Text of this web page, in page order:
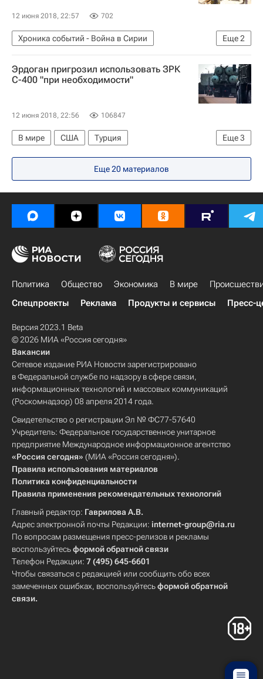
12 июня 2018, 22:57 702
Еще2
Хроника событий - Война в Сирии
Война в Сирии
Сирия
Эрдоган пригрозил использовать ЗРК
С-400 "при необходимости"
12 июня 2018, 22:56 106847
Еще3
В мире США
Турция
Реджеп Тайип Эрдоган
С-400 «Триумф»
Еще 20 материалов
Политика Общество Экономика В мире
Спецпроекты
Реклама Продукты и сервисы Пресс-
Версия 2023.1 Beta
© 2026 МИА «Россия сегодня»
Вакансии
Сетевое издание РИА Новости зарегистрировано
в Федеральной службе по надзору в сфере связи,
информационных технологий и массовых коммуникаций
(Роскомнадзор) 08 апреля 2014 года.
Свидетельство о регистрации Эл № ФС77-57640
Учредитель: Федеральное государственное унитарное
предприятие Международное информационное агентство
«Россия сегодня» (МИА «Россия сегодня»).
Правила использования материалов
Политика конфиденциальности
Правила применения рекомендательных технологий
Главный редактор: Гаврилова А.В.
Адрес электронной почты Редакции: internet-group@ria.ru
По вопросам размещения пресс-релизов и рекламы
воспользуйтесьформой обратной связи
Телефон Редакции: 7 (495) 645-6601
Чтобы связаться с редакцией или сообщить обо всех
замеченных ошибках, воспользуйтесьформой обратной
связи.